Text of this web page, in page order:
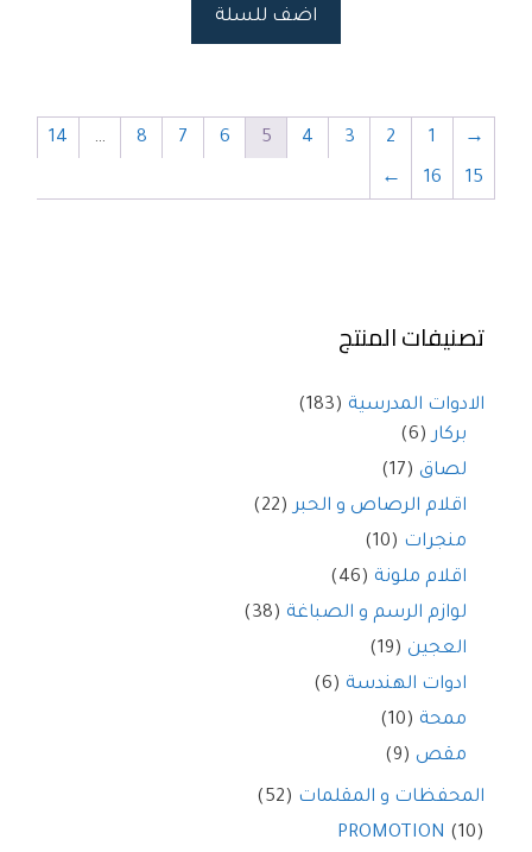
اضف للسلة
→
1
2
3
4
5
6
7
8
…
14
15
16
←
تصنيفات المنتج
الادوات المدرسية (183)
بركار (6)
لصاق (17)
اقلام الرصاص و الحبر (22)
منجرات (10)
اقلام ملونة (46)
لوازم الرسم و الصباغة (38)
العجين (19)
ادوات الهندسة (6)
ممحة (10)
مقص (9)
المحفظات و المقلمات (52)
PROMOTION (10)